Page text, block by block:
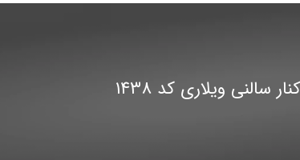
سالنی ویلاری کد ۱۴۳۸